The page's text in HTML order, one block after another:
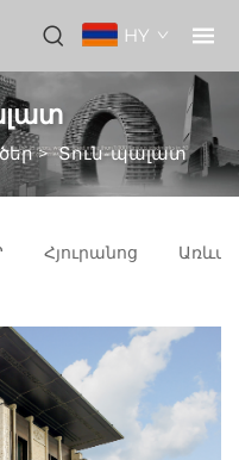
HY
>Տուն-պալատ
Հյուրանոց